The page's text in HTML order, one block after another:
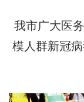
我市广大医
模人群新冠